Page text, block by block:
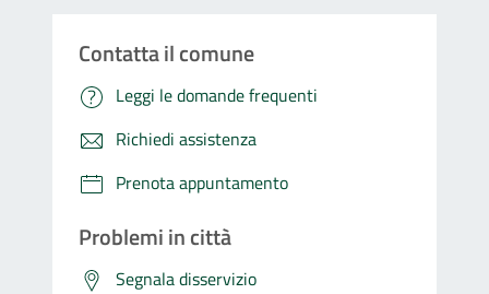
Contatta il comune
Leggi le domande frequenti
Richiedi assistenza
Prenota appuntamento
Problemi in città
Segnala disservizio